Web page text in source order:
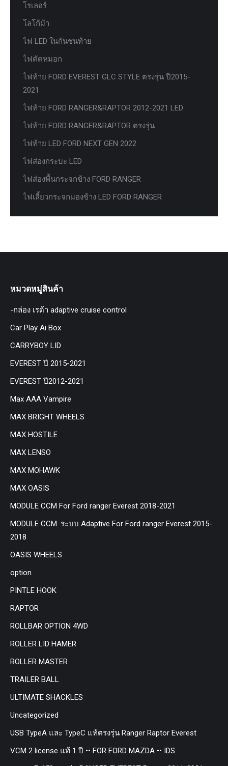
โรเลอร์
โลโก้ม้า
ไฟ LED ในกันชนท้าย
ไฟตัดหมอก
ไฟท้าย FORD EVEREST GLC STYLE ตรงรุ่น ปี2015-
2021
ไฟท้าย FORD RANGER&RAPTOR 2012-2021 LED
ไฟท้าย FORD RANGER&RAPTOR ตรงรุ่น
ไฟท้าย LED FORD NEXT GEN 2022
ไฟส่องกระบะ LED
ไฟส่องพื้นกระจกข้าง FORD RANGER
ไฟเลี้ยวกระจกมองข้าง LED FORD RANGER
หมวดหมู่สินค้า
-กล่อง เรด้า adaptive cruise control
Car Play Ai Box
CARRYBOY LID
EVEREST ปี 2015-2021
EVEREST ปี2012-2021
Max AAA Vampire
MAX BRIGHT WHEELS
MAX HOSTILE
MAX LENSO
MAX MOHAWK
MAX OASIS
MODULE CCM For Ford ranger Everest 2018-2021
MODULE CCM. ระบบ Adaptive For Ford ranger Everest 2015-
2018
OASIS WHEELS
option
PINTLE HOOK
RAPTOR
ROLLBAR OPTION 4WD
ROLLER LID HAMER
ROLLER MASTER
TRAILER BALL
ULTIMATE SHACKLES
Uncategorized
USB TypeA และ TypeC แท้ตรงรุ่น Ranger Raptor Everest
VCM 2 license แท้ 1 ปี •• FOR FORD MAZDA •• IDS.